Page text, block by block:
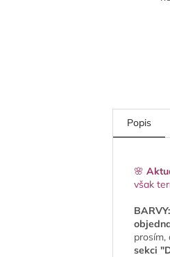
Popis
🌸
však
BARVY:
prosím,
sekci